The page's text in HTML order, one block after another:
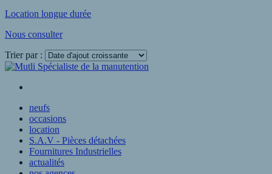
Location longue durée
Nous consulter
Trier par :
neufs
occasions
location
S.A.V - Pièces détachées
Fournitures Industrielles
actualités